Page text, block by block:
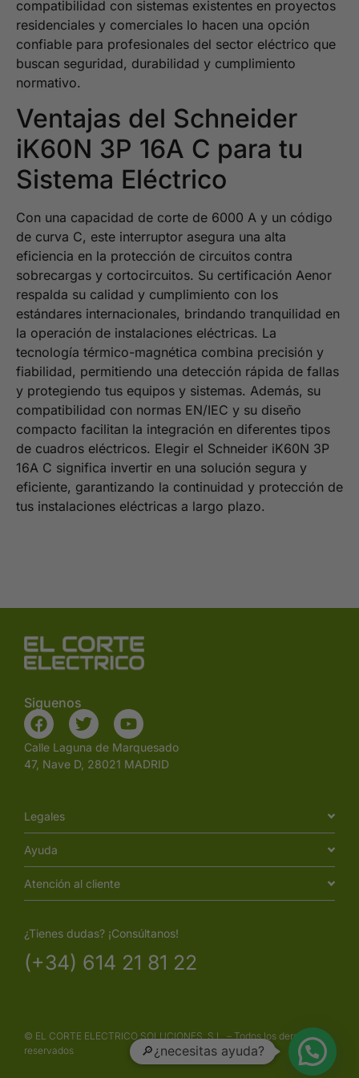
compatibilidad con sistemas existentes en proyectos
residenciales y comerciales lo hacen una opción
confiable para profesionales del sector eléctrico que
buscan seguridad, durabilidad y cumplimiento
normativo.
Ventajas del Schneider
iK60N 3P 16A C para tu
Sistema Eléctrico
Con una capacidad de corte de 6000 A y un código
de curva C, este interruptor asegura una alta
eficiencia en la protección de circuitos contra
sobrecargas y cortocircuitos. Su certificación Aenor
respalda su calidad y cumplimiento con los
estándares internacionales, brindando tranquilidad en
la operación de instalaciones eléctricas. La
tecnología térmico-magnética combina precisión y
fiabilidad, permitiendo una detección rápida de fallas
y protegiendo tus equipos y sistemas. Además, su
compatibilidad con normas EN/IEC y su diseño
compacto facilitan la integración en diferentes tipos
de cuadros eléctricos. Elegir el Schneider iK60N 3P
16A C significa invertir en una solución segura y
eficiente, garantizando la continuidad y protección de
tus instalaciones eléctricas a largo plazo.
Siguenos
Calle Laguna de Marquesado
47, Nave D, 28021 MADRID
Legales
Ayuda
Atención al cliente
¿Tienes dudas? ¡Consúltanos!
(+34) 614 21 81 22
© EL CORTE ELECTRICO SOLUCIONES, S.L. – Todos los derechos
reservados
🔎¿necesitas ayuda?